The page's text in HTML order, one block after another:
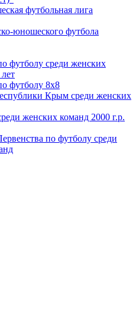
футбольная лига
юношеского футбола
футболу среди женских
футболу 8х8
Крым среди женских
женских команд 2000 г.р.
по футболу среди